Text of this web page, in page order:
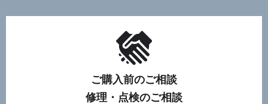
ご購入前のご相談
修理・点検のご相談